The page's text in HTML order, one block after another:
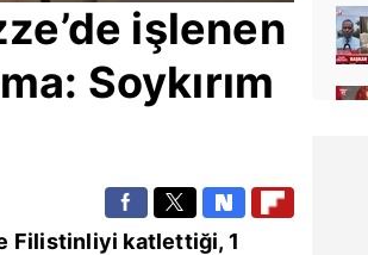
’de işlenen
Soykırım
Filistinliyi katlettiği, 1